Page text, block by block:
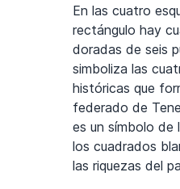
En las cuatro
rectángulo hay
doradas de seis
simboliza las
históricas que
federado de
es un símbolo
los cuadrados
las riquezas del